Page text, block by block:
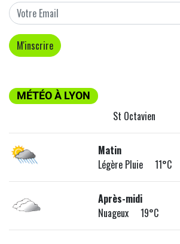
MÉTÉO À LYON
St Octavien
Matin
Légère Pluie 11°C
Après-midi
Nuageux 19°C